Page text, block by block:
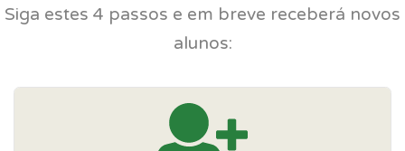
Siga estes 4 passos e em breve receberá novos
alunos: